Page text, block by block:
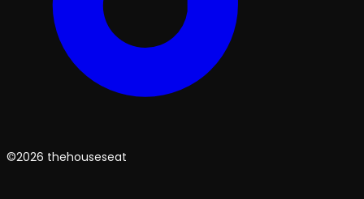
©2026 thehouseseat